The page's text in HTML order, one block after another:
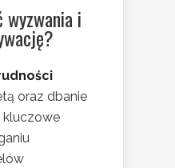
wyzwania i
oraz dbanie
kluczowe